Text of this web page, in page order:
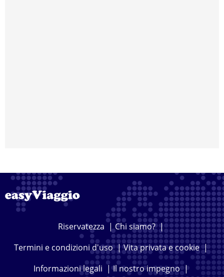
Riservatezza |Chi siamo?|
Termini e condizioni d'uso|Vita privata e cookie|
Informazioni legali |Il nostro impegno|